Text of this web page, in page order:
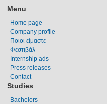
Menu
Home page
Company profile
Ποιοι είμαστε
Φεστιβάλ
Internship ads
Press releases
Contact
Studies
Bachelors